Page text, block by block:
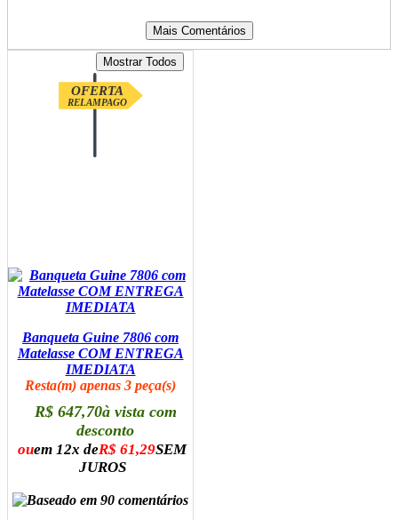
OFERTA
RELAMPAGO
Banqueta Guine 7806 com
Matelasse COM ENTREGA
IMEDIATA
Resta(m) apenas 3 peça(s)
R$ 647,70à vista com
desconto
ouem 12x deR$ 61,29SEM
JUROS